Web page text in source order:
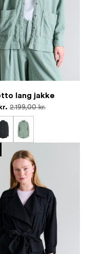
lang jakke
2.199,00 kr.